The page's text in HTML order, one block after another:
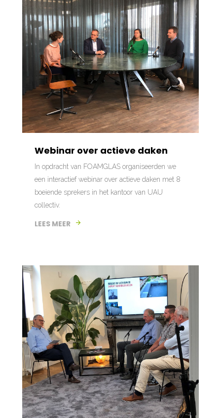
Webinar over actieve daken
In opdracht van FOAMGLAS organiseerden we
een interactief webinar over actieve daken met 8
boeiende sprekers in het kantoor van UAU
collectiv.
LEES MEER